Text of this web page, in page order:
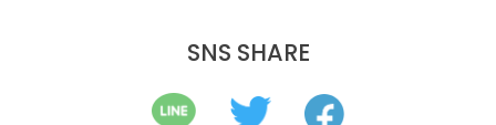
SNS SHARE